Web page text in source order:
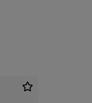
EUR